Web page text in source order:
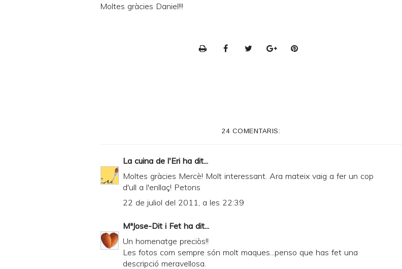
Moltes gràcies Daniel!!!
e
24 COMENTARIS:
La cuina de l'Eri ha dit...
Moltes gràcies Mercè! Molt interessant. Ara mateix vaig a fer un cop
d'ull a l'enllaç! Petons
22 de juliol del 2011, a les 22:39
MªJose-Dit i Fet ha dit...
Un homenatge preciòs!!
Les fotos com sempre són molt maques...penso que has fet una
descripció meravellosa.